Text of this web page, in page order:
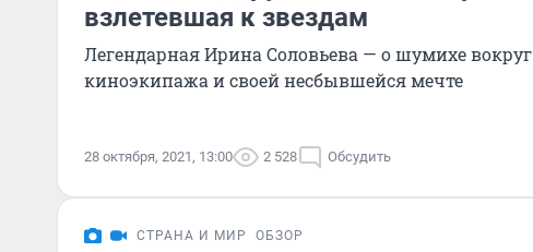
взлетевшая к звездам
Легендарная Ирина Соловьева — о шумихе вокруг
киноэкипажа и своей несбывшейся мечте
28 октября, 2021, 13:00 2 528 Обсудить
СТРАНА И МИР ОБЗОР